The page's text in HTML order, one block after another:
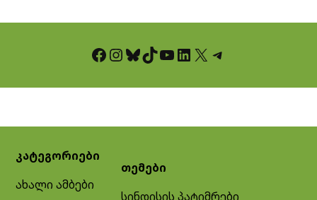
Facebook InstagramBluesky TikTok YouTube LinkedIn X Telegram
კატეგორიები
ახალი ამბები
თემები
სინდისის პატიმრები